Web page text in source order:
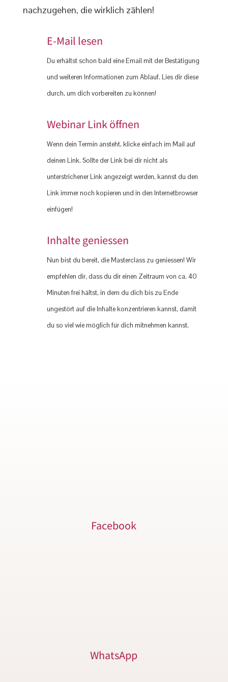
nachzugehen, die wirklich zählen!
E-Mail lesen
Du erhältst schon bald eine Email mit der Bestätigung
und weiteren Informationen zum Ablauf. Lies dir diese
durch, um dich vorbereiten zu können!
Webinar Link öffnen
Wenn dein Termin ansteht, klicke einfach im Mail auf
deinen Link. Sollte der Link bei dir nicht als
unterstrichener Link angezeigt werden, kannst du den
Link immer noch kopieren und in den Internetbrowser
einfügen!
Inhalte geniessen
Nun bist du bereit, die Masterclass zu geniessen! Wir
empfehlen dir, dass du dir einen Zeitraum von ca. 40
Minuten frei hältst, in dem du dich bis zu Ende
ungestört auf die Inhalte konzentrieren kannst, damit
du so viel wie möglich für dich mitnehmen kannst.
Facebook
WhatsApp